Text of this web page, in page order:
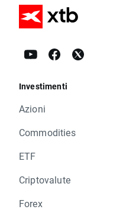
Investimenti
Azioni
Commodities
ETF
Criptovalute
Forex